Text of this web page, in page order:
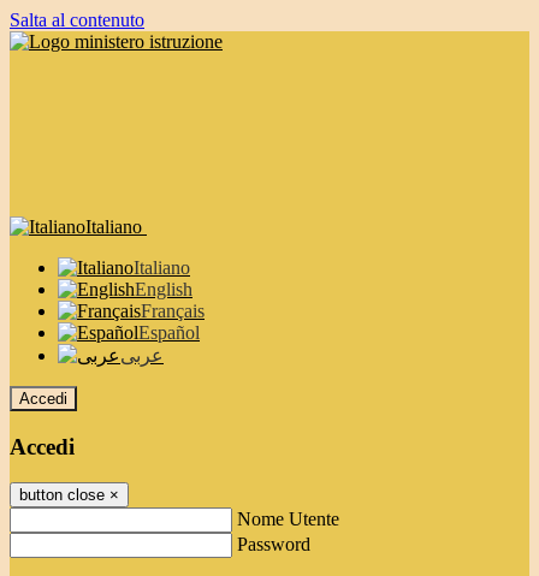
Salta al contenuto
Italiano
Italiano
English
Français
Español
عربى
Accedi
Accedi
button close ×
Nome Utente
Password